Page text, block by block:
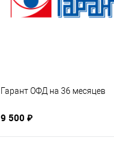
Гарант ОФД на 36 месяцев
9 500 ₽